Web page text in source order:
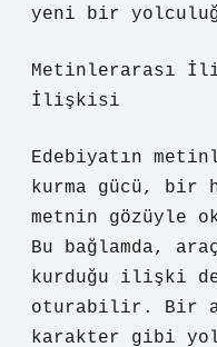
yeni bir
Metinlerarası
İlişkisi
Edebiyatın
kurma gücü, bir
metnin gözüyle
Bu bağlamda,
kurduğu ilişki
oturabilir. Bir
karakter gibi